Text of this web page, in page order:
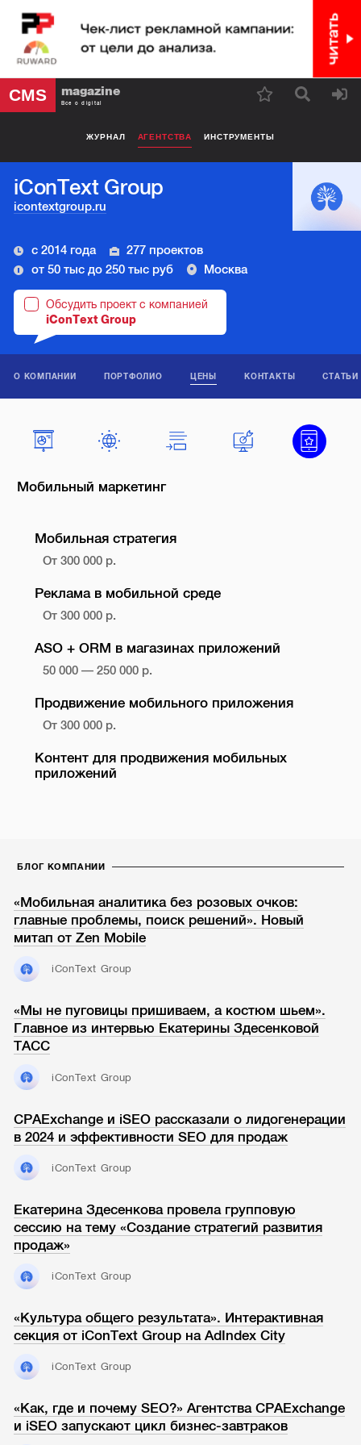
CMS magazine
Все о digital
ЖУРНАЛ АГЕНТСТВА ИНСТРУМЕНТЫ
iConText Group
icontextgroup.ru
с 2014 года
277 проектов
от 50 тыс до 250 тыс руб
Москва
Обсудить проект с компанией
iConText Group
О КОМПАНИИ ПОРТФОЛИО ЦЕНЫ КОНТАКТЫ СТАТЬИ
Мобильный маркетинг
Мобильная стратегия
От 300 000 р.
Реклама в мобильной среде
От 300 000 р.
ASO + ORM в магазинах приложений
50 000 — 250 000 р.
Продвижение мобильного приложения
От 300 000 р.
Контент для продвижения мобильных
приложений
БЛОГ КОМПАНИИ
«Мобильная аналитика без розовых очков:
главные проблемы, поиск решений». Новый
митап от Zen Mobile
iConText Group
«Мы не пуговицы пришиваем, а костюм шьем».
Главное из интервью Екатерины Здесенковой
ТАСС
iConText Group
CPAExchange и iSEO рассказали о лидогенерации
в 2024 и эффективности SEO для продаж
iConText Group
Екатерина Здесенкова провела групповую
сессию на тему «Создание стратегий развития
продаж»
iConText Group
«Культура общего результата». Интерактивная
секция от iConText Group на AdIndex City
iConText Group
«Как, где и почему SEO?» Агентства CPAExchange
и iSEO запускают цикл бизнес-завтраков